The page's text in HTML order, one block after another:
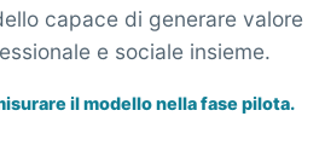
capace di generare valore
e sociale insieme.
il modello nella fase pilota.